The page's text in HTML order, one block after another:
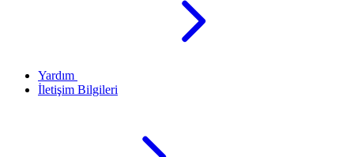
Yardım
İletişim Bilgileri